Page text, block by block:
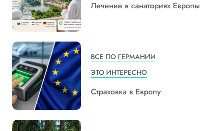
Лечение в санаториях Европы
ВСЕ ПО ГЕРМАНИИ
ЭТО ИНТЕРЕСНО
Страховка в Европу